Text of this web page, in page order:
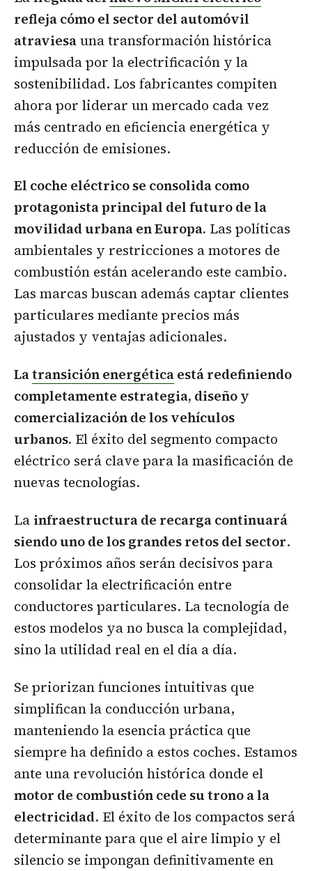
refleja cómo el sector del automóvil
atraviesauna transformación histórica
impulsada por la electrificación y la
sostenibilidad. Los fabricantes compiten
ahora por liderar un mercado cada vez
más centrado en eficiencia energética y
reducción de emisiones.
El coche eléctrico se consolida como
protagonista principal del futuro de la
movilidad urbana en Europa. Las políticas
ambientales y restricciones a motores de
combustión están acelerando este cambio.
Las marcas buscan además captar clientes
particulares mediante precios más
ajustados y ventajas adicionales.
Latransición energéticaestá redefiniendo
completamente estrategia, diseño y
comercialización de los vehículos
urbanos. El éxito del segmento compacto
eléctrico será clave para la masificación de
nuevas tecnologías.
La infraestructura de recarga continuará
siendo uno de los grandes retos del sector.
Los próximos años serán decisivos para
consolidar la electrificación entre
conductores particulares. La tecnología de
estos modelos ya no busca la complejidad,
sino la utilidad real en el día a día.
Se priorizan funciones intuitivas que
simplifican la conducción urbana,
manteniendo la esencia práctica que
siempre ha definido a estos coches. Estamos
ante una revolución histórica donde el
motor de combustión cede su trono a la
electricidad. El éxito de los compactos será
determinante para que el aire limpio y el
silencio se impongan definitivamente en